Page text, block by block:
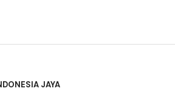
JAYA